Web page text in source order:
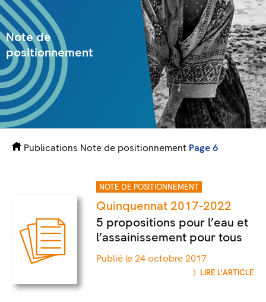
Note de
positionnement
Publications Note de positionnement Page 6
NOTE DE POSITIONNEMENT
Quinquennat 2017-2022
5 propositions pour l’eau et
l’assainissement pour tous
Publié le 24 octobre 2017
LIRE L'ARTICLE